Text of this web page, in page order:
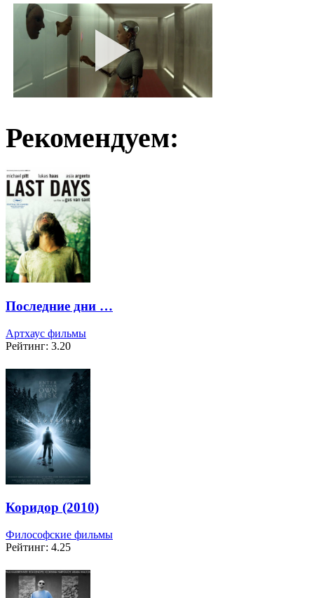
Рекомендуем:
Последние дни …
Артхаус фильмы
Рейтинг: 3.20
Коридор (2010)
Философские фильмы
Рейтинг: 4.25